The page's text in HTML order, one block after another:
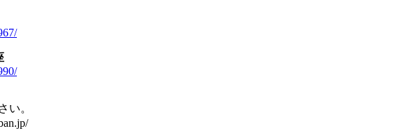
い。